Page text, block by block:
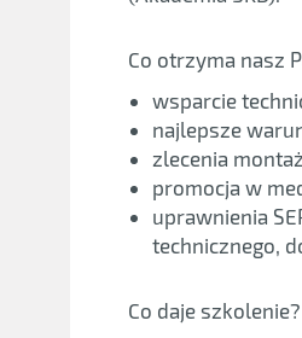
Co otrzyma nasz
wsparcie
najlepsze
zlecenia
promocja w
uprawnienia
technicznego,
Co daje szkolenie?